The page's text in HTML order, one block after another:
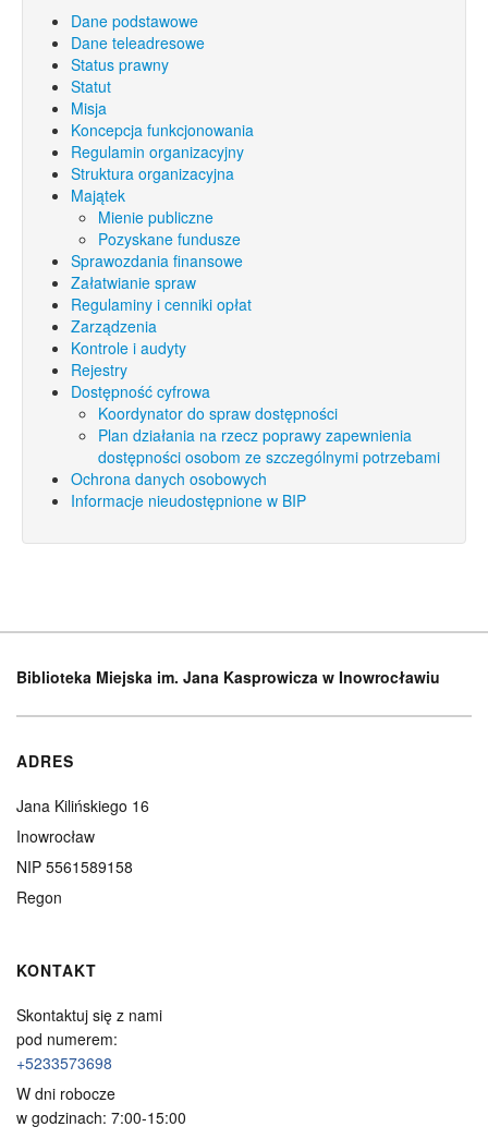
Dane podstawowe
Dane teleadresowe
Status prawny
Statut
Misja
Koncepcja funkcjonowania
Regulamin organizacyjny
Struktura organizacyjna
Majątek
Mienie publiczne
Pozyskane fundusze
Sprawozdania finansowe
Załatwianie spraw
Regulaminy i cenniki opłat
Zarządzenia
Kontrole i audyty
Rejestry
Dostępność cyfrowa
Koordynator do spraw dostępności
Plan działania na rzecz poprawy zapewnienia
dostępności osobom ze szczególnymi potrzebami
Ochrona danych osobowych
Informacje nieudostępnione w BIP
Biblioteka Miejska im. Jana Kasprowicza w Inowrocławiu
ADRES
Jana Kilińskiego 16
Inowrocław
NIP 5561589158
Regon
KONTAKT
Skontaktuj się z nami
pod numerem:
+5233573698
W dni robocze
w godzinach: 7:00-15:00